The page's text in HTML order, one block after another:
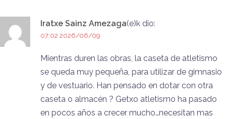
Iratxe Sainz Amezaga(e)k dio:
07:02 2026/06/09
Mientras duren las obras, la caseta de atletismo
se queda muy pequeña, para utilizar de gimnasio
y de vestuario. Han pensado en dotar con otra
caseta o almacén ? Getxo atletismo ha pasado
en pocos años a crecer mucho…necesitan mas